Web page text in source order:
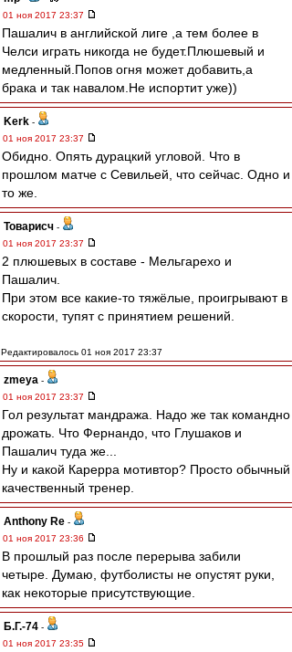
01 ноя 2017 23:37
Пашалич в английской лиге ,а тем более в
Челси играть никогда не будет.Плюшевый и
медленный.Попов огня может добавить,а
брака и так навалом.Не испортит уже))
Kerk -
01 ноя 2017 23:37
Обидно. Опять дурацкий угловой. Что в
прошлом матче с Севильей, что сейчас. Одно и
то же.
Товарисч -
01 ноя 2017 23:37
2 плюшевых в составе - Мельгарехо и
Пашалич.
При этом все какие-то тяжёлые, проигрывают в
скорости, тупят с принятием решений.
Редактировалось 01 ноя 2017 23:37
zmeya -
01 ноя 2017 23:37
Гол результат мандража. Надо же так командно
дрожать. Что Фернандо, что Глушаков и
Пашалич туда же...
Ну и какой Карерра мотивтор? Просто обычный
качественный тренер.
Anthony Re -
01 ноя 2017 23:36
В прошлый раз после перерыва забили
четыре. Думаю, футболисты не опустят руки,
как некоторые присутствующие.
Б.Г.-74 -
01 ноя 2017 23:35